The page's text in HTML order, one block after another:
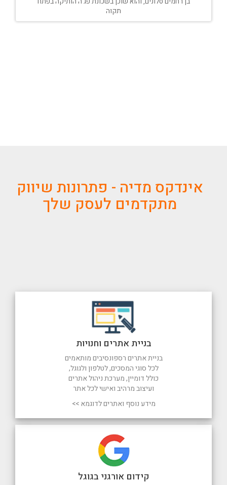
תקוה
אינדקס מדיה - פתרונות שיווק
מתקדמים לעסק שלך
קידום אורגני בגוגל
בניית אתרים וחנויות
בניית אתרים רספונסיבים מותאמים
לכל סוגי המסכים, לטלפון ולגוגל,
כולל דומיין, מערכת ניהול אתרים
ועיצוב מרהיב ואישי לכל אתר
מידע נוסף ואתרים לדוגמא >>